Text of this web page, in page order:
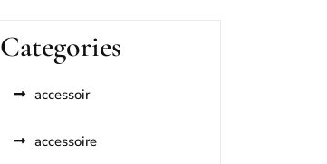
Categories
accessoir
accessoire